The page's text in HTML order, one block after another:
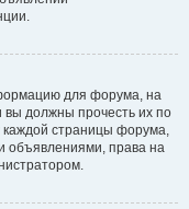
для форума, на
вы должны прочесть их по
каждой страницы форума,
объявлениями, права на